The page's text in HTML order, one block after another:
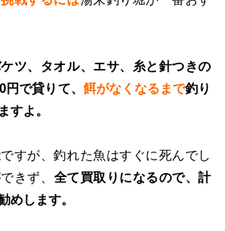
ツ、タオル、エサ、糸と針つきの
で貸りて、 餌がなくなるまで釣り
すよ。
すが、釣れた魚はすぐに死んでし
きず、 全て買取りになるので、計
めします。